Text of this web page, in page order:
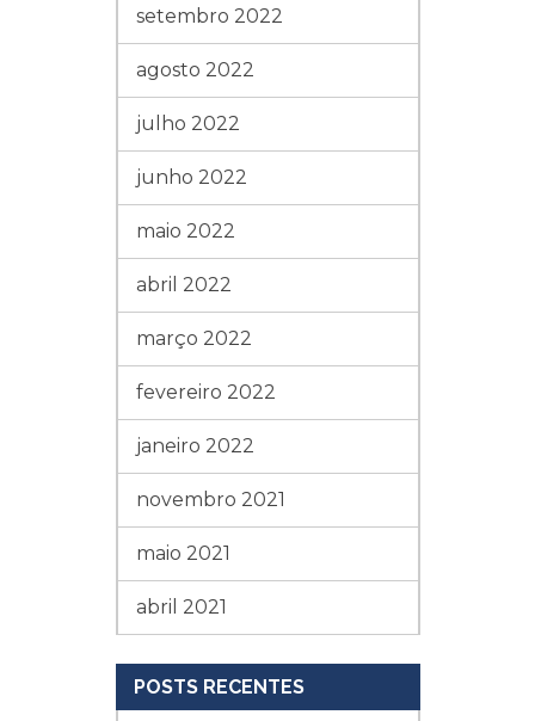
setembro 2022
agosto 2022
julho 2022
junho 2022
maio 2022
abril 2022
março 2022
fevereiro 2022
janeiro 2022
novembro 2021
maio 2021
abril 2021
POSTS RECENTES